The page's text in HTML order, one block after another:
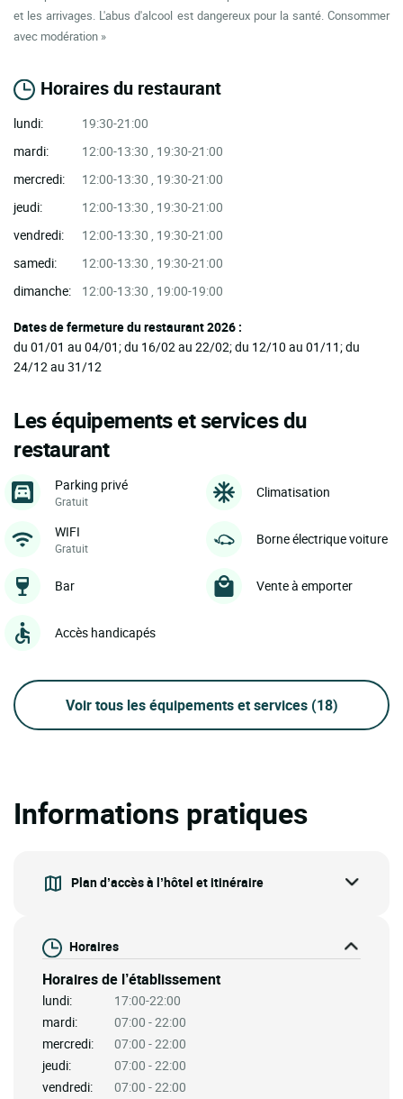
et les arrivages. L'abus d'alcool est dangereux pour la santé. Consommer
avec modération »
Horaires du restaurant
lundi:
19:30-21:00
mardi:
12:00-13:30 , 19:30-21:00
mercredi:
12:00-13:30 , 19:30-21:00
jeudi:
12:00-13:30 , 19:30-21:00
vendredi:
12:00-13:30 , 19:30-21:00
samedi:
12:00-13:30 , 19:30-21:00
dimanche:
12:00-13:30 , 19:00-19:00
Dates de fermeture du restaurant 2026 :
du 01/01 au 04/01; du 16/02 au 22/02; du 12/10 au 01/11; du
24/12 au 31/12
Les équipements et services du
restaurant
Parking privé
Gratuit
Climatisation
WIFI
Gratuit
Borne électrique voiture
Bar Vente à emporter
Accès handicapés
Voir tous les équipements et services (18)
Informations pratiques
Plan d’accès à l’hôtel et itinéraire
Horaires
Horaires de l’établissement
lundi:
17:00-22:00
mardi:
07:00 - 22:00
mercredi:
07:00 - 22:00
jeudi:
07:00 - 22:00
vendredi:
07:00 - 22:00